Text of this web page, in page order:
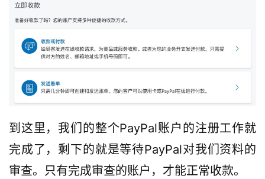
到这里，我们的整个PayPal账户的注册工作就
完成了，剩下的就是等待PayPal对我们资料的
审查。只有完成审查的账户，才能正常收款。